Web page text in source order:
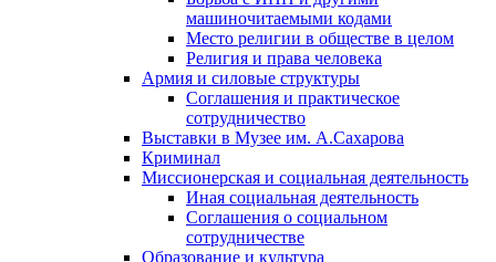
машиночитаемыми кодами
Место религии в обществе в целом
Религия и права человека
Армия и силовые структуры
Соглашения и практическое
сотрудничество
Выставки в Музее им. А.Сахарова
Криминал
Миссионерская и социальная деятельность
Иная социальная деятельность
Соглашения о социальном
сотрудничестве
Образование и культура